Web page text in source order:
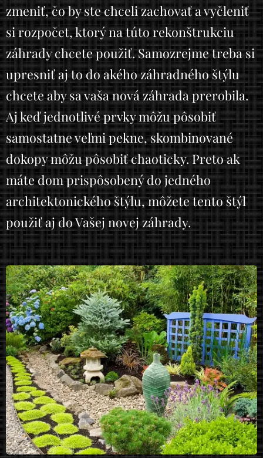
zmeniť, čo by ste chceli zachovať a vyčleniť
si rozpočet, ktorý na túto rekonštrukciu
záhrady chcete použiť. Samozrejme treba si
upresniť aj to do akého záhradného štýlu
chcete aby sa vaša nová záhrada prerobila.
Aj keď jednotlivé prvky môžu pôsobiť
samostatne veľmi pekne, skombinované
dokopy môžu pôsobiť chaoticky. Preto ak
máte dom prispôsobený do jedného
architektonického štýlu, môžete tento štýl
použiť aj do Vašej novej záhrady.